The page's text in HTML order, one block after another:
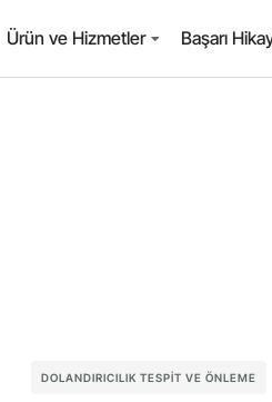
Ürün ve Hizmetler Başarı
DOLANDIRICILIK TESPIT VE ÖNLEME